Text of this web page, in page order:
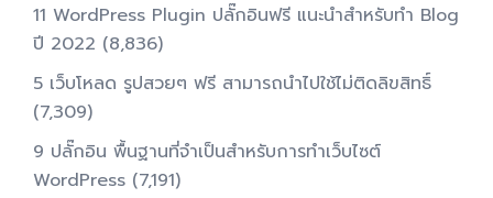
11 WordPress Plugin ปลั๊กอินฟรี แนะนำสำหรับทำ Blog
ปี 2022 (8,836)
5 เว็บโหลด รูปสวยๆ ฟรี สามารถนำไปใช้ไม่ติดลิขสิทธิ์
(7,309)
9 ปลั๊กอิน พื้นฐานที่จำเป็นสำหรับการทําเว็บไซต์
WordPress (7,191)